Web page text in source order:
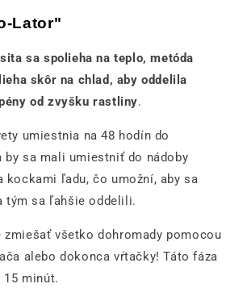
Lator"
sa spolieha na teplo, metóda
skôr na chlad, aby oddelila
od zvyšku rastliny.
umiestnia na 48 hodín do
by sa mali umiestniť do nádoby
kockami ľadu, čo umožní, aby sa
tým sa ľahšie oddelili.
všetko dohromady pomocou
alebo dokonca vŕtačky! Táto fáza
15 minút.